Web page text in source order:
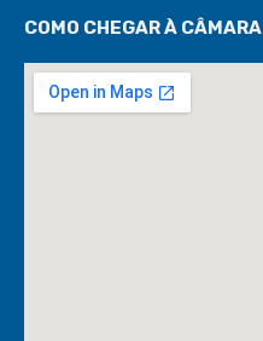
COMO CHEGAR À CÂMARA